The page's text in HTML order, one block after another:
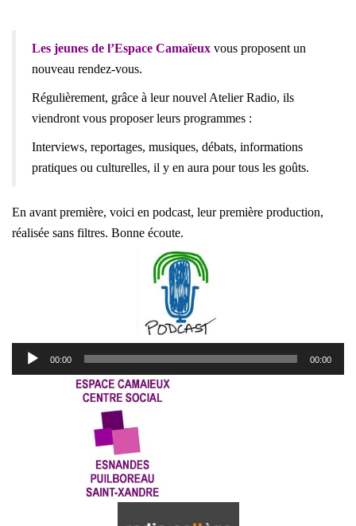
Les jeunes de l’Espace Camaïeux vous proposent un
nouveau rendez-vous.
Régulièrement, grâce à leur nouvel Atelier Radio, ils
viendront vous proposer leurs programmes :
Interviews, reportages, musiques, débats, informations
pratiques ou culturelles, il y en aura pour tous les goûts.
En avant première, voici en podcast, leur première production,
réalisée sans filtres. Bonne écoute.
Lecteur
audio
00:00 00:00